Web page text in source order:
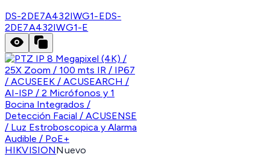
DS-2DE7A432IWG1-EDS-
2DE7A432IWG1-E
HIKVISIONNuevo